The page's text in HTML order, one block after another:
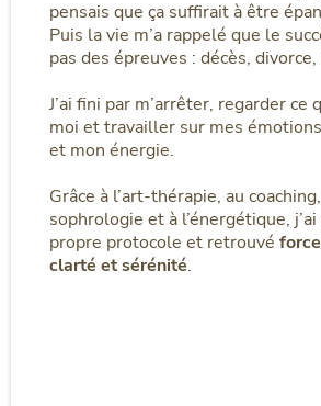
pensais que ça suffirait à être
Puis la vie m’a rappelé que le
pas des épreuves : décès,
J’ai fini par m’arrêter, regarder ce
moi et travailler sur mes
et mon énergie.
Grâce à l’art-thérapie, au
sophrologie et à l’énergétique,
propre protocole et retrouvé
clarté et sérénité.